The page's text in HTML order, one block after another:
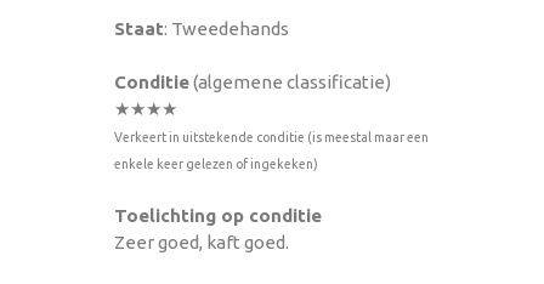
Staat: Tweedehands
Conditie(algemene classificatie)
★★★★
Verkeert in uitstekende conditie (is meestal maar een
enkele keer gelezen of ingekeken)
Toelichting op conditie
Zeer goed, kaft goed.